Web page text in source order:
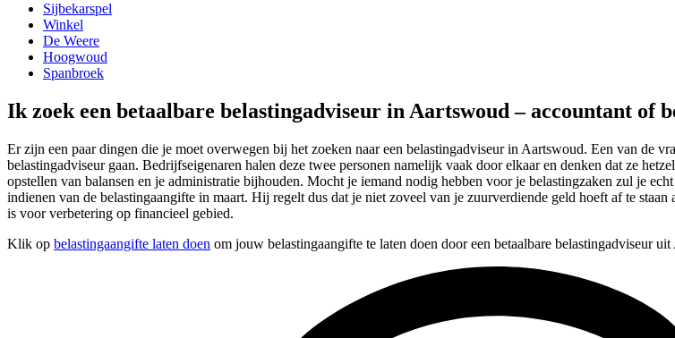
Sijbekarspel
Winkel
De Weere
Hoogwoud
Spanbroek
Ik zoek een betaalbare belastingadviseur in Aartswoud – accountant of
Er zijn een paar dingen die je moet overwegen bij het zoeken naar een belastingadviseur in Aartswoud. Een van de
belastingadviseur gaan. Bedrijfseigenaren halen deze twee personen namelijk vaak door elkaar en denken dat ze
opstellen van balansen en je administratie bijhouden. Mocht je iemand nodig hebben voor je belastingzaken zul je
indienen van de belastingaangifte in maart. Hij regelt dus dat je niet zoveel van je zuurverdiende geld hoeft af te
is voor verbetering op financieel gebied.
Klik op belastingaangifte laten doen om jouw belastingaangifte te laten doen door een betaalbare belastingadviseur